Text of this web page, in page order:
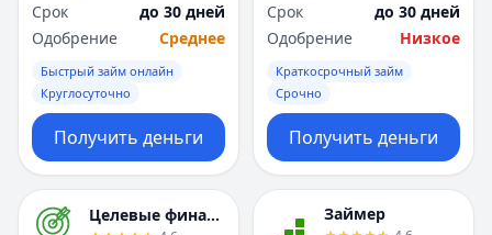
Ульяновск
Уфа
Х
Хабаровск
Ч
Чебоксары
Челябинск
Я
Ульяновск
Уфа
Х
Ч
Чебоксары
Челябинск
Я
Срок
до 30 дней
Одобрение
Среднее
Быстрый займ онлайн
Круглосуточно
Получить деньги
Срок
до 30 дней
Одобрение
Низкое
Краткосрочный займ
Срочно
Получить деньги
Целевые финансы Займер